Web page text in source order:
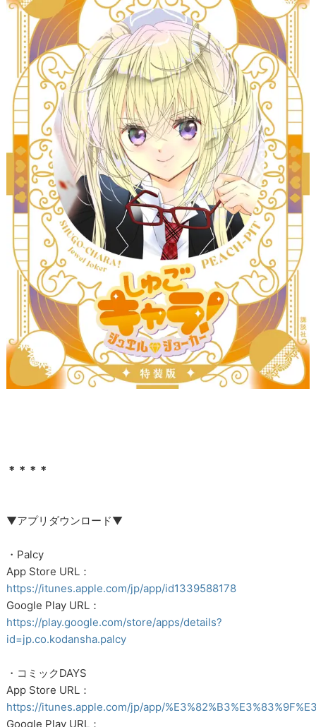
＊＊＊＊
▼アプリダウンロード▼
・Palcy
App Store URL：
https://itunes.apple.com/jp/app/id1339588178
Google Play URL：
https://play.google.com/store/apps/details?
id=jp.co.kodansha.palcy
・コミックDAYS
App Store URL：
https://itunes.apple.com/jp/app/
Google Play URL：